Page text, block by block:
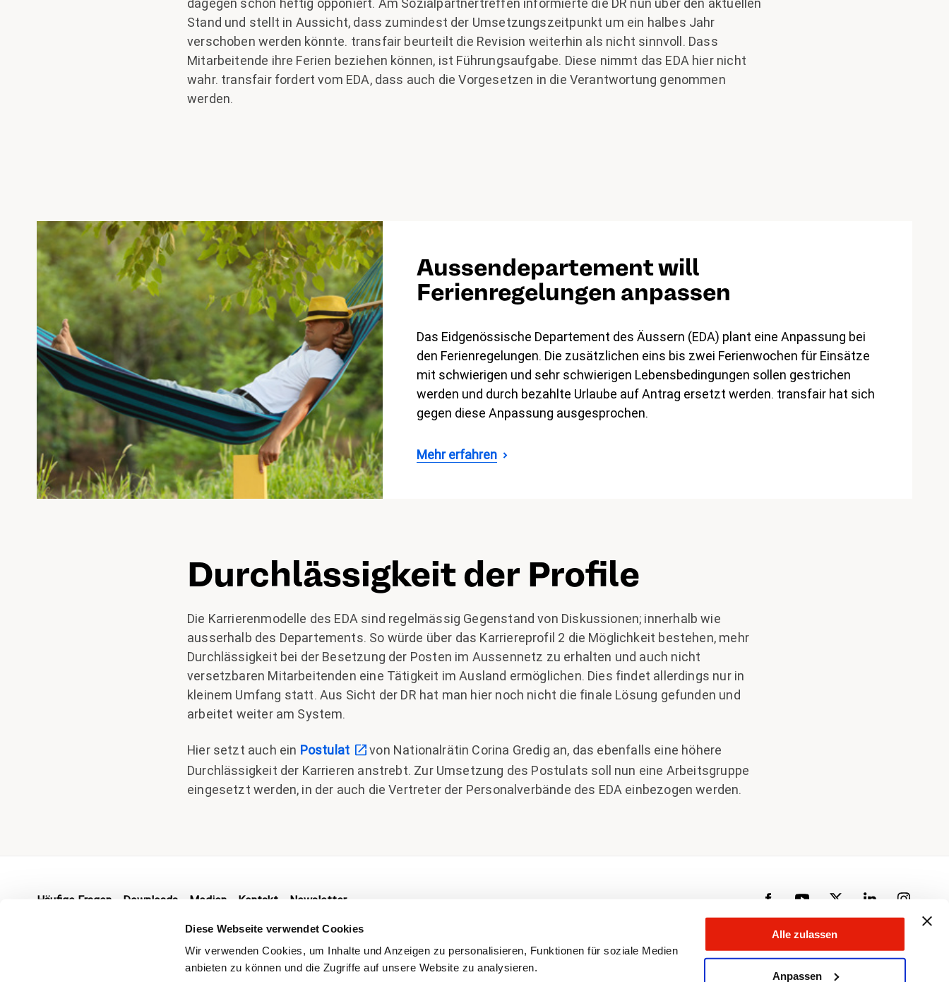
Diese Webseite verwendet Cookies
Wir verwenden Cookies, um Inhalte und Anzeigen zu personalisieren, Funktionen für soziale Medien
anbieten zu können und die Zugriffe auf unsere Website zu analysieren.
Alle zulassen
Anpassen
dagegen schon heftig opponiert. Am Sozialpartnertreffen informierte die DR nun über den aktuellen
Stand und stellt in Aussicht, dass zumindest der Umsetzungszeitpunkt um ein halbes Jahr
verschoben werden könnte. transfair beurteilt die Revision weiterhin als nicht sinnvoll. Dass
Mitarbeitende ihre Ferien beziehen können, ist Führungsaufgabe. Diese nimmt das EDA hier nicht
wahr. transfair fordert vom EDA, dass auch die Vorgesetzen in die Verantwortung genommen
werden.
Aussendepartement will
Ferienregelungen anpassen
Das Eidgenössische Departement des Äussern (EDA) plant eine Anpassung bei
den Ferienregelungen. Die zusätzlichen eins bis zwei Ferienwochen für Einsätze
mit schwierigen und sehr schwierigen Lebensbedingungen sollen gestrichen
werden und durch bezahlte Urlaube auf Antrag ersetzt werden. transfair hat sich
gegen diese Anpassung ausgesprochen.
Mehr erfahren
Durchlässigkeit der Profile
Die Karrierenmodelle des EDA sind regelmässig Gegenstand von Diskussionen; innerhalb wie
ausserhalb des Departements. So würde über das Karriereprofil 2 die Möglichkeit bestehen, mehr
Durchlässigkeit bei der Besetzung der Posten im Aussennetz zu erhalten und auch nicht
versetzbaren Mitarbeitenden eine Tätigkeit im Ausland ermöglichen. Dies findet allerdings nur in
kleinem Umfang statt. Aus Sicht der DR hat man hier noch nicht die finale Lösung gefunden und
arbeitet weiter am System.
Hier setzt auch ein Postulat
von Nationalrätin Corina Gredig an, das ebenfalls eine höhere
Durchlässigkeit der Karrieren anstrebt. Zur Umsetzung des Postulats soll nun eine Arbeitsgruppe
eingesetzt werden, in der auch die Vertreter der Personalverbände des EDA einbezogen werden.
Footer
Häufige Fragen Downloads Medien Kontakt Newsletter
Impressum